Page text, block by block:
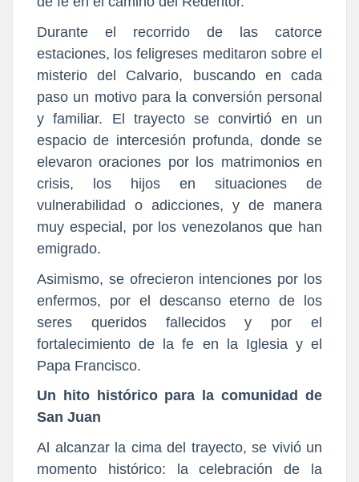
Durante el recorrido de las catorce
estaciones, los feligreses meditaron sobre el
misterio del Calvario, buscando en cada
paso un motivo para la conversión personal
y familiar. El trayecto se convirtió en un
espacio de intercesión profunda, donde se
elevaron oraciones por los matrimonios en
crisis, los hijos en situaciones de
vulnerabilidad o adicciones, y de manera
muy especial, por los venezolanos que han
emigrado.
Asimismo, se ofrecieron intenciones por los
enfermos, por el descanso eterno de los
seres queridos fallecidos y por el
fortalecimiento de la fe en la Iglesia y el
Papa Francisco.
Un hito histórico para la comunidad de
San Juan
Al alcanzar la cima del trayecto, se vivió un
momento histórico: la celebración de la